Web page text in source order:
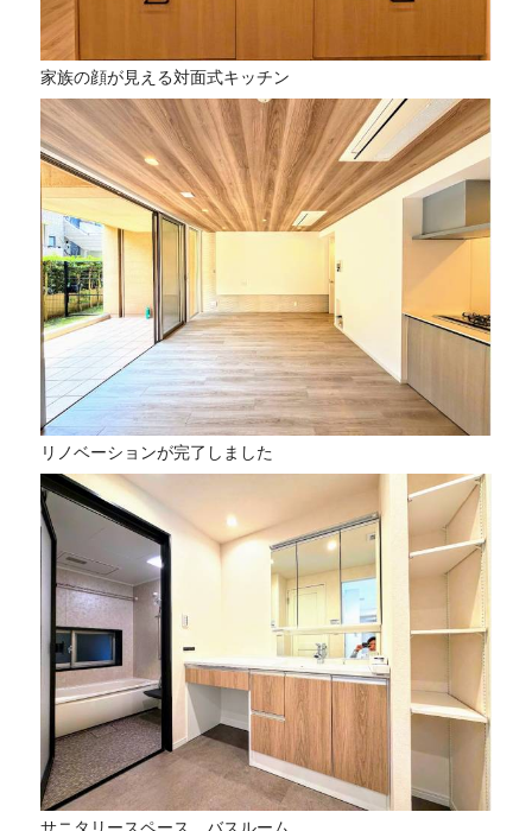
家族の顔が見える対面式キッチン
リノベーションが完了しました
サニタリースペース、バスルーム